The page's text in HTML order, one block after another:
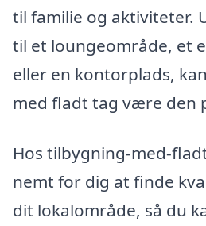
til familie og aktiviteter.
til et loungeområde, et
eller en kontorplads,
med fladt tag være den
Hos tilbygning-med-
nemt for dig at finde
dit lokalområde, så du